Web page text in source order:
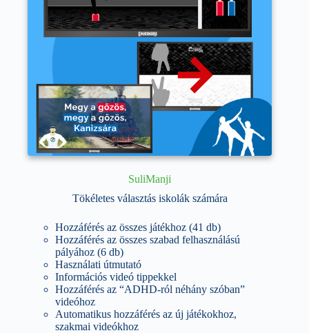
SuliManji
Tökéletes választás iskolák számára
Hozzáférés az összes játékhoz (41 db)
Hozzáférés az összes szabad felhasználású
pályához (6 db)
Használati útmutató
Információs videó tippekkel
Hozzáférés az “ADHD-ról néhány szóban”
videóhoz
Automatikus hozzáférés az új játékokhoz,
szakmai videókhoz